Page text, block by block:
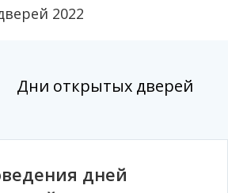
2022
дней
Дни открытых дверей